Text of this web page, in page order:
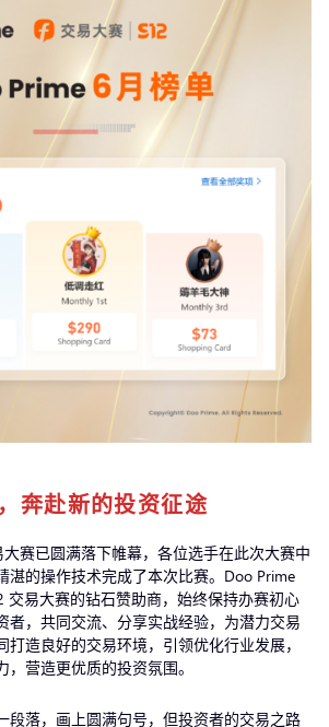
奔赴新的投资征途
大赛已圆满落下帷幕，各位选手在此次大赛中
湛的操作技术完成了本次比赛。Doo Prime
交易大赛的钻石赞助商，始终保持办赛初心
，共同交流、分享实战经验，为潜力交易
打造良好的交易环境，引领优化行业发展，
，营造更优质的投资氛围。
段落，画上圆满句号，但投资者的交易之路